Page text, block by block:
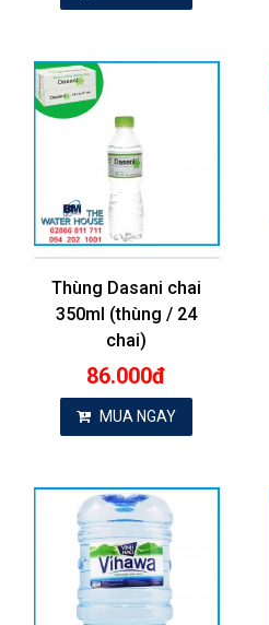
Thùng Dasani chai
350ml (thùng / 24
chai)
86.000đ
MUA NGAY